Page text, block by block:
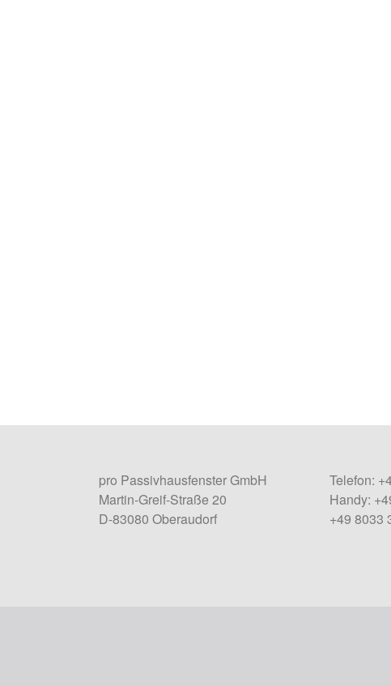
pro Passivhausfenster GmbH
Martin-Greif-Straße 20
D-83080 Oberaudorf
Telefon:
Handy:
+49 8033